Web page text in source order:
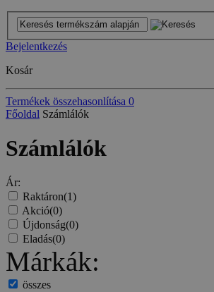
Bejelentkezés
Kosár
Termékek összehasonlítása 0
Főoldal Számlálók
Számlálók
Ár:
Raktáron(1)
Akció(0)
Újdonság(0)
Eladás(0)
Márkák:
összes